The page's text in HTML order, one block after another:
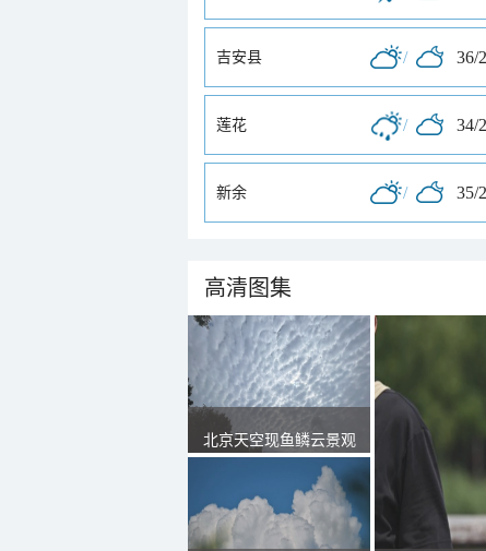
吉安县 / 36/
莲花 / 34/
新余 / 35/
高清图集
北京天空现鱼鳞云景观